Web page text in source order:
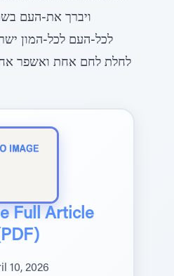
ויברך את-העם
לכל-העם לכל-המון
לחלת לחם אחת ואשפר
Full Article
10, 2026